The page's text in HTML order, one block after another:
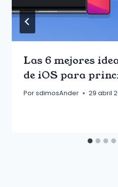
Las 6 mejores
de iOS para
PorsdimosAnder 29 abril